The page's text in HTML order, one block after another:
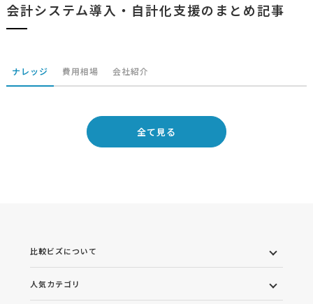
会計システム導入・自計化支援のまとめ記事
ナレッジ 費用相場 会社紹介
全て見る
比較ビズについて
人気カテゴリ